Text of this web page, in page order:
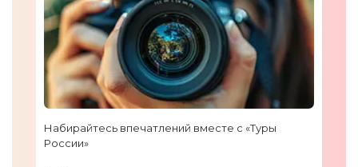
Набирайтесь впечатлений вместе с «Туры
России»